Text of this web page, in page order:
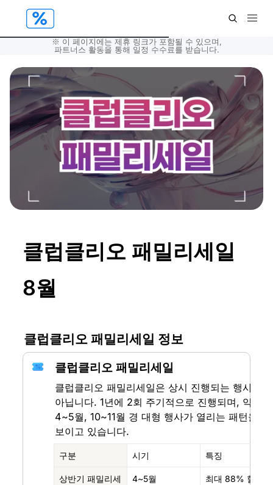
※ 이 페이지에는 제휴 링크가 포함될 수 있으며,
파트너스 활동을 통해 일정 수수료를 받습니다.
클럽클리오 패밀리세일
8월
클럽클리오 패밀리세일 정보
클럽클리오 패밀리세일
클럽클리오 패밀리세일은 상시 진행되는 행사가
아닙니다. 1년에 2회 주기적으로 진행되며, 약
4~5월, 10~11월 경 대형 행사가 열리는 패턴을
보이고 있습니다.
구분 시기 특징
상반기 패밀리세
4~5월 최대 88% 할인